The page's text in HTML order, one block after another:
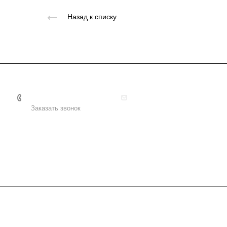
Назад к списку
Заказать звонок